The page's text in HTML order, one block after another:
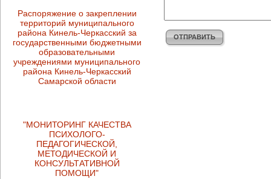
Распоряжение о закреплении
территорий муниципального
района Кинель-Черкасский за
государственными бюджетными
образовательными
учреждениями муниципального
района Кинель-Черкасский
Самарской области
"МОНИТОРИНГ КАЧЕСТВА
ПСИХОЛОГО-
ПЕДАГОГИЧЕСКОЙ,
МЕТОДИЧЕСКОЙ И
КОНСУЛЬТАТИВНОЙ
ПОМОЩИ"
ОТПРАВИТЬ